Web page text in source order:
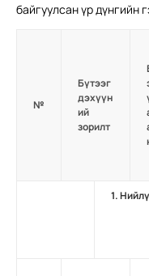
байгуулсан үр дүнгийн
№
Бүтээг
дэхүүн
ий
зорилт
1.